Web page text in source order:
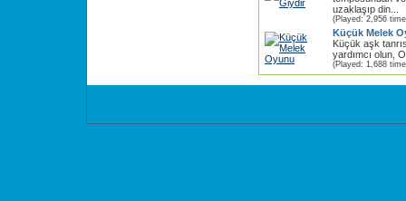
uzaklaşıp din...
(Played: 2,956
Küçük Melek
Küçük aşk
yardımcı olun,
(Played: 1,688